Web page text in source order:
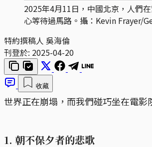
2025年4月11日，中國北京，人們
心等待過馬路。攝：Kevin Frayer/
特約撰稿人 吳海倫
刊登於: 2025-04-20
收藏
世界正在崩塌，而我們碰巧坐在電影
1. 朝不保夕者的悲歌